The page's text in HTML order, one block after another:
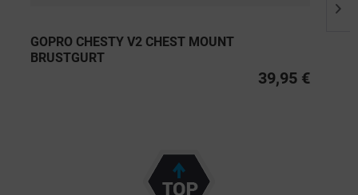
GOPRO CHESTY V2 CHEST MOUNT
BRUSTGURT
39,95 €